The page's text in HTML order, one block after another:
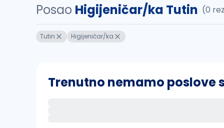
Posao Higijeničar/ka Tutin (0
Tutin Higijeničar/ka
Trenutno nemamo poslove